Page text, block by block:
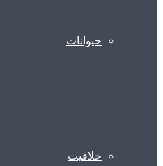
حیوانات
خلاقیت